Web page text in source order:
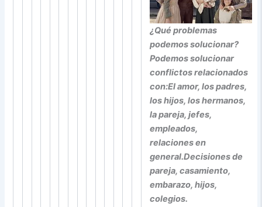
¿Qué problemas
podemos solucionar?
Podemos solucionar
conflictos relacionados
con:El amor, los padres,
los hijos, los hermanos,
la pareja, jefes,
empleados,
relaciones en
general.Decisiones de
pareja, casamiento,
embarazo, hijos,
colegios.